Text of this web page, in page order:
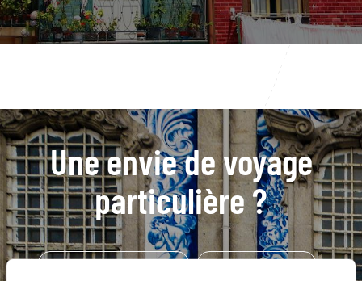
Une envie de voyage
particulière ?
Arco de Sao Jorge - Madère Cabo de Sao Vicente